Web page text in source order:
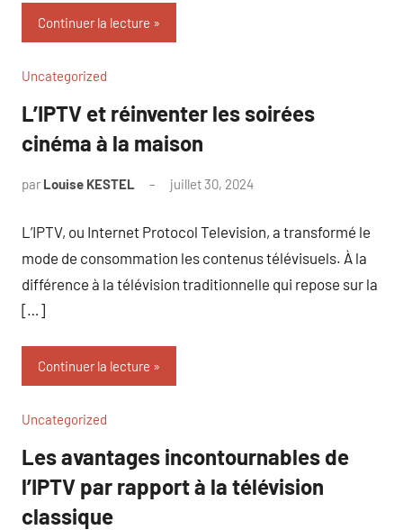
Continuer la lecture
Uncategorized
L’IPTV et réinventer les soirées
cinéma à la maison
par Louise KESTEL juillet 30, 2024
L’IPTV, ou Internet Protocol Television, a transformé le
mode de consommation les contenus télévisuels. À la
différence à la télévision traditionnelle qui repose sur la
[…]
Continuer la lecture
Uncategorized
Les avantages incontournables de
l’IPTV par rapport à la télévision
classique